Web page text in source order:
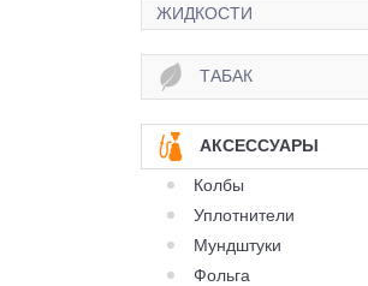
ЖИДКОСТИ
ТАБАК
АКСЕССУАРЫ
Колбы
Уплотнители
Мундштуки
Фольга